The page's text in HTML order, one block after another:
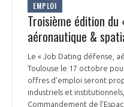
EMPLOI
Troisième édition du
aéronautique &
Le « Job Dating défense,
Toulouse le 17 octobre
offres d’emploi seront
industriels et
Commandement de